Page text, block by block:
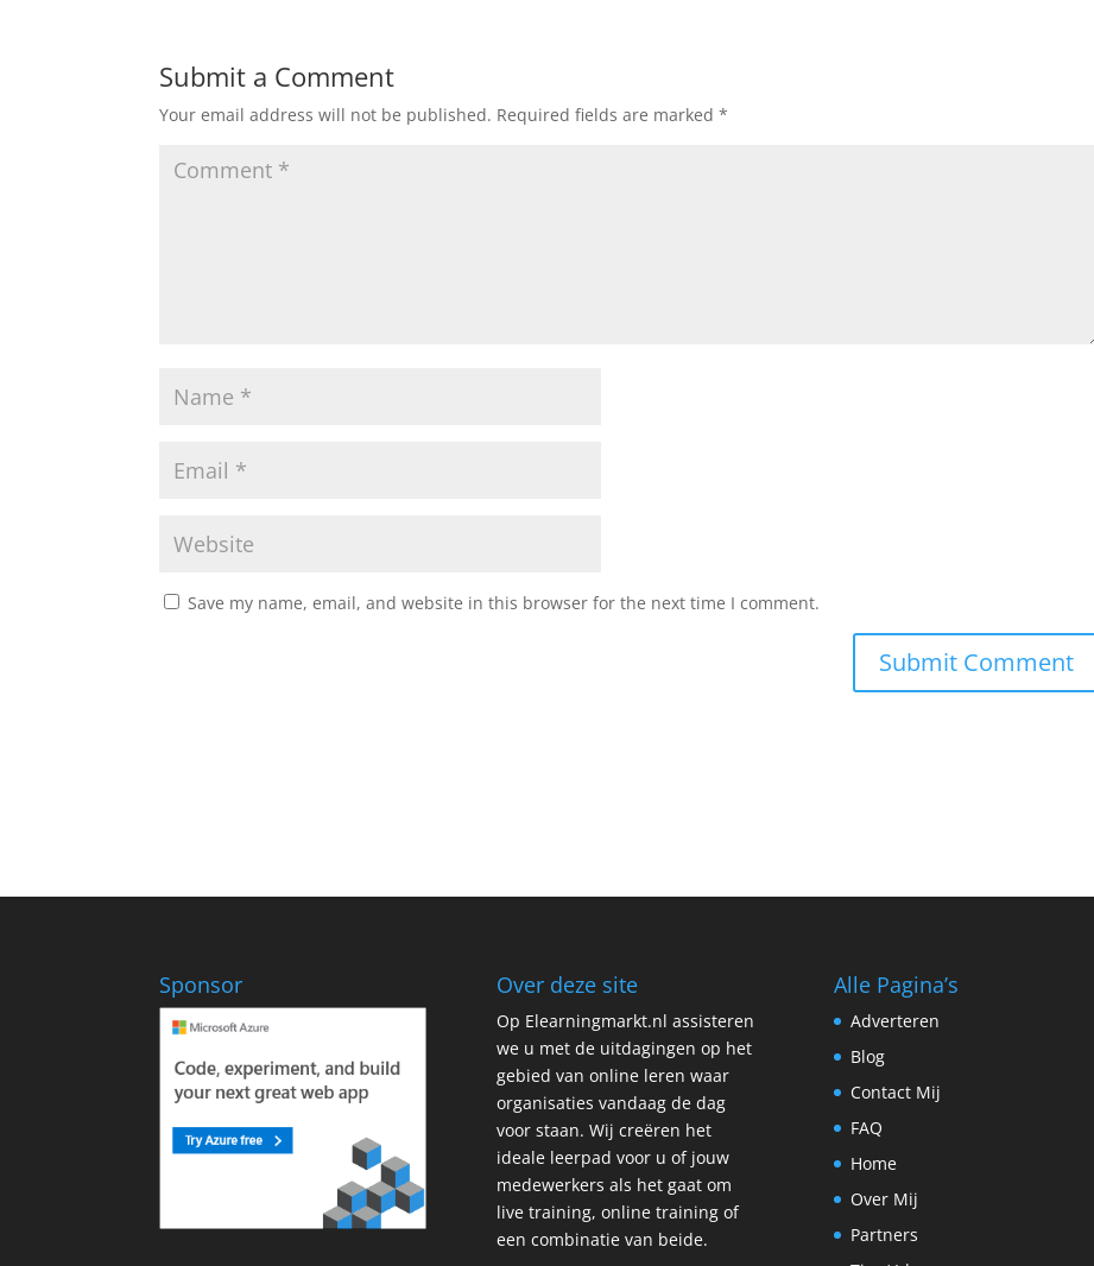
Submit a Comment
Your email address will not be published. Required fields are marked*
Save my name, email, and website in this browser for the next time I comment.
Sponsor Over deze site
Op Elearningmarkt.nl assisteren
we u met de uitdagingen op het
gebied van online leren waar
organisaties vandaag de dag
voor staan. Wij creëren het
ideale leerpad voor u of jouw
medewerkers als het gaat om
live training, online training of
een combinatie van beide.
Alle Pagina’s
Adverteren
Blog
Contact Mij
FAQ
Home
Over Mij
Partners